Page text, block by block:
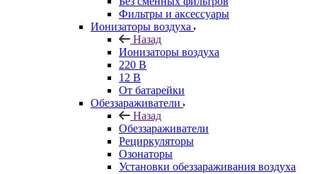
Фильтры и аксессуары
Ионизаторы воздуха
Назад
Ионизаторы воздуха
220 В
12 В
От батарейки
Обеззараживатели
Назад
Обеззараживатели
Рециркуляторы
Озонаторы
Установки обеззараживания воздуха